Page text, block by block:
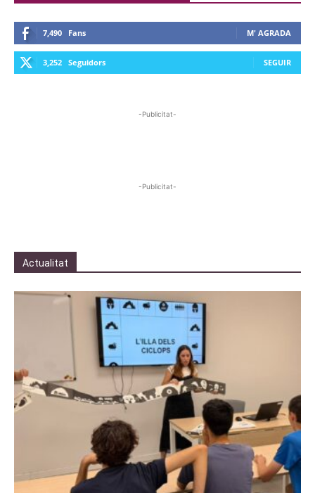
7,490 Fans M' AGRADA
3,252 Seguidors SEGUIR
-Publicitat-
-Publicitat-
Actualitat